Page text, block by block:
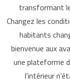
transformant
Changez les
habitants
bienvenue aux
une plateforme
l’intérieur